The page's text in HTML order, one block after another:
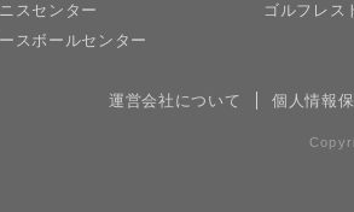
スセンター
スボールセンター
ゴルフレス
運営会社について 個人情報